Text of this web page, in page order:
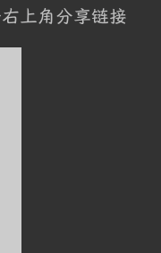
上角分享链接